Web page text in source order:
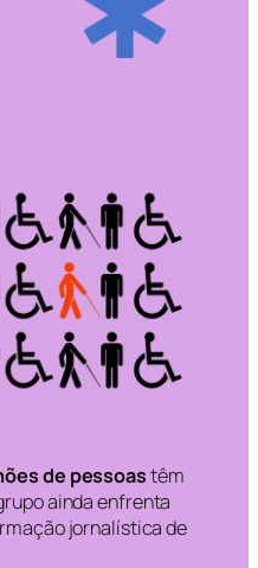
de pessoastêm
ainda enfrenta
jornalística de